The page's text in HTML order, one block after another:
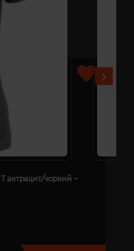
T антрацит/чорний -